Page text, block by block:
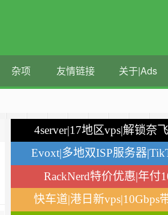
杂项 友情链接 关于|Ads
4server|17地区vps|解锁奈
量
Evoxt|多地双ISP服务器
月付$2.84
RackNerd特价优惠|年付
快车道|港日新vps|10Gbps